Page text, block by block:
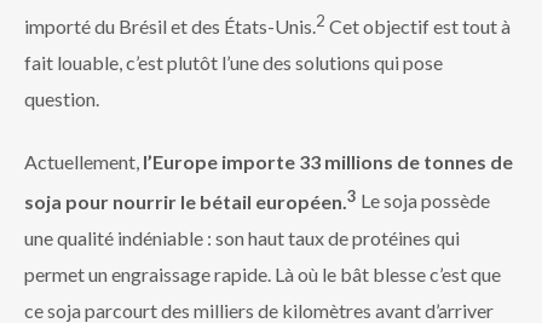
importé du Brésil et des États-Unis.2 Cet objectif est tout à
fait louable, c’est plutôt l’une des solutions qui pose
question.
Actuellement, l’Europe importe 33 millions de tonnes de
soja pour nourrir le bétail européen. 3 Le soja possède
une qualité indéniable : son haut taux de protéines qui
permet un engraissage rapide. Là où le bât blesse c’est que
ce soja parcourt des milliers de kilomètres avant d’arriver